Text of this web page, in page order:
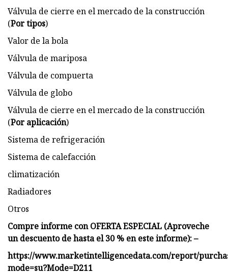
Válvula de cierre en el mercado de la construcción
(Por tipos)
Valor de la bola
Válvula de mariposa
Válvula de compuerta
Válvula de globo
Válvula de cierre en el mercado de la construcción
(Por aplicación)
Sistema de refrigeración
Sistema de calefacción
climatización
Radiadores
Otros
Compre informe con OFERTA ESPECIAL (Aproveche
un descuento de hasta el 30 % en este informe): –
https://www.marketintelligencedata.com/report/
mode=su?Mode=D211